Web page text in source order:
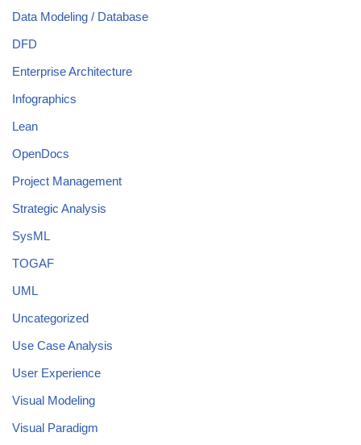
Data Modeling / Database
DFD
Enterprise Architecture
Infographics
Lean
OpenDocs
Project Management
Strategic Analysis
SysML
TOGAF
UML
Uncategorized
Use Case Analysis
User Experience
Visual Modeling
Visual Paradigm